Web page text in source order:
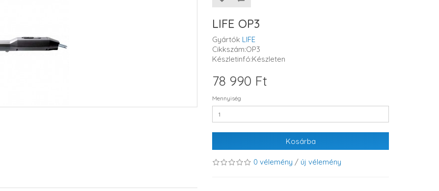
LIFE OP3
Gyártók LIFE
Cikkszám:OP3
Készletinfó:Készleten
78 990 Ft
Mennyiség
Kosárba
0 vélemény / új vélemény